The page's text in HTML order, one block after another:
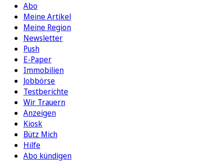
Abo
Meine Artikel
Meine Region
Newsletter
Push
E-Paper
Immobilien
Jobbörse
Testberichte
Wir Trauern
Anzeigen
Kiosk
Bütz Mich
Hilfe
Abo kündigen